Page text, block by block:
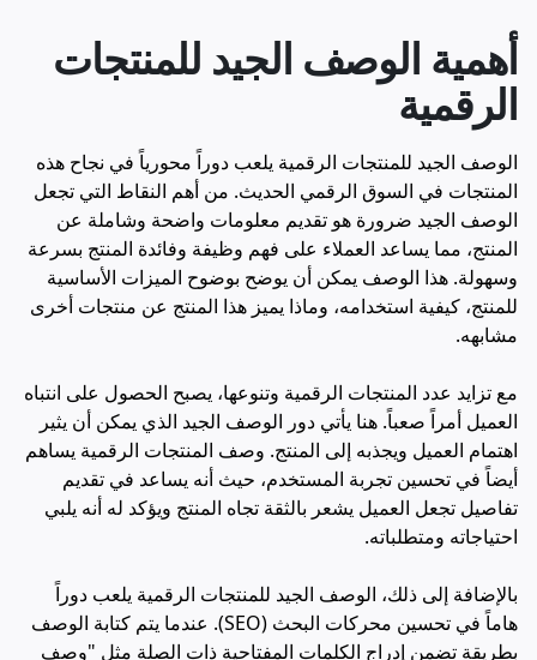
أهمية الوصف الجيد للمنتجات
الرقمية
الوصف الجيد للمنتجات الرقمية يلعب دوراً محورياً في نجاح هذه
المنتجات في السوق الرقمي الحديث. من أهم النقاط التي تجعل
الوصف الجيد ضرورة هو تقديم معلومات واضحة وشاملة عن
المنتج، مما يساعد العملاء على فهم وظيفة وفائدة المنتج بسرعة
وسهولة. هذا الوصف يمكن أن يوضح بوضوح الميزات الأساسية
للمنتج، كيفية استخدامه، وماذا يميز هذا المنتج عن منتجات أخرى
مشابهه.
مع تزايد عدد المنتجات الرقمية وتنوعها، يصبح الحصول على انتباه
العميل أمراً صعباً. هنا يأتي دور الوصف الجيد الذي يمكن أن يثير
اهتمام العميل ويجذبه إلى المنتج. وصف المنتجات الرقمية يساهم
أيضاً في تحسين تجربة المستخدم، حيث أنه يساعد في تقديم
تفاصيل تجعل العميل يشعر بالثقة تجاه المنتج ويؤكد له أنه يلبي
احتياجاته ومتطلباته.
بالإضافة إلى ذلك، الوصف الجيد للمنتجات الرقمية يلعب دوراً
هاماً في تحسين محركات البحث (SEO). عندما يتم كتابة الوصف
بطريقة تضمن إدراج الكلمات المفتاحية ذات الصلة مثل "وصف